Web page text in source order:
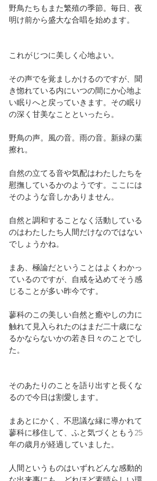
野鳥たちもまた繁殖の季節。毎日、夜
明け前から盛大な合唱を始めます。
これがじつに美しく心地よい。
その声でを覚ましかけるのですが、聞
き惚れている内にいつの間にか心地よ
い眠りへと戻っていきます。その眠り
の深く甘美なことといったら。
野鳥の声。風の音。雨の音。新緑の葉
擦れ。
自然の立てる音や気配はわたしたちを
慰撫しているかのようです。ここには
そのような音しかありません。
自然と調和することなく活動している
のはわたしたち人間だけなのではない
でしょうかね。
まあ、極論だということはよくわかっ
ているのですが、自戒を込めてそう感
じることが多い昨今です。
蓼科のこの美しい自然と癒やしの力に
触れて見入られたのはまだ二十歳にな
るかならないかの若き日々のことでし
た。
そのあたりのことを語り出すと長くな
るので今日は割愛します。
まあとにかく、不思議な縁に導かれて
蓼科に移住して、ふと気づくともう25
年の歳月が経過していました。
人間というものはいずれどんな感動的